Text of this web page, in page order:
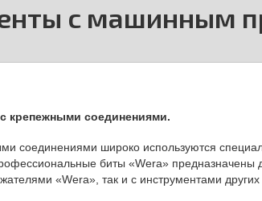
с машинным
крепежными соединениями.
соединениями широко используются
биты «Wera»
«Wera», так и с инструментами